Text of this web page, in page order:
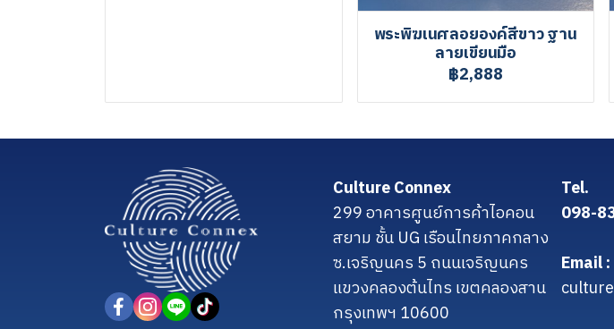
พระพิฆเนศลอยองค์สีขาว ฐาน
ลายเขียนมือ
฿2,888
Culture Connex
299 อาคารศูนย์การค้าไอคอน
สยาม ชั้น UG เรือนไทยภาคกลาง
ซ.เจริญนคร 5 ถนนเจริญนคร
แขวงคลองต้นไทร เขตคลองสาน
กรุงเทพฯ 10600
Tel.
098-
Email :